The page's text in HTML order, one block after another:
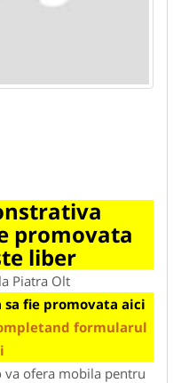
promovata
liber
Piatra Olt
sa fie promovata aici
formularul
ofera mobila pentru